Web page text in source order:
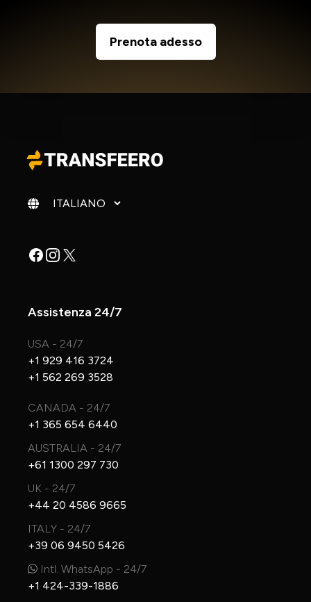
Prenota adesso
Cambia lingua
Facebook
Instagram
X
Assistenza 24/7
USA - 24/7
+1 929 416 3724
+1 562 269 3528
CANADA - 24/7
+1 365 654 6440
AUSTRALIA - 24/7
+61 1300 297 730
UK - 24/7
+44 20 4586 9665
ITALY - 24/7
+39 06 9450 5426
Intl. WhatsApp - 24/7
+1 424-339-1886